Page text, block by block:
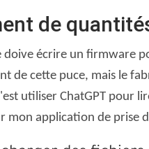
de
doive écrire un firmware
de cette puce, mais le
utiliser ChatGPT pour
mon application de prise